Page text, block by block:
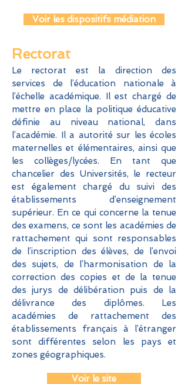
Voir les dispositifs médiation
Rectorat
Le rectorat est la direction des
services de l’éducation nationale à
l’échelle académique. Il est chargé de
mettre en place la politique éducative
définie au niveau national, dans
l’académie. Il a autorité sur les écoles
maternelles et élémentaires, ainsi que
les collèges/lycées. En tant que
chancelier des Universités, le recteur
est également chargé du suivi des
établissements d’enseignement
supérieur. En ce qui concerne la tenue
des examens, ce sont les académies de
rattachement qui sont responsables
de l’inscription des élèves, de l’envoi
des sujets, de l’harmonisation de la
correction des copies et de la tenue
des jurys de délibération puis de la
délivrance des diplômes. Les
académies de rattachement des
établissements français à l’étranger
sont différentes selon les pays et
zones géographiques.
Voir le site